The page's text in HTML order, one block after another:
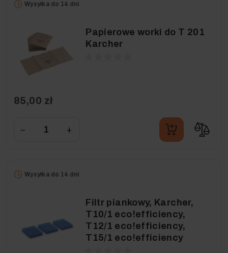
Wysyłka do 14 dni
Papierowe worki do T 201
Karcher
85,00 zł
− +
Wysyłka do 14 dni
Filtr piankowy, Karcher,
T10/1 eco!efficiency,
T12/1 eco!efficiency,
T15/1 eco!efficiency